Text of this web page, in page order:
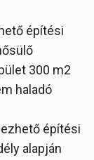
építési
300 m2
haladó
építési
alapján